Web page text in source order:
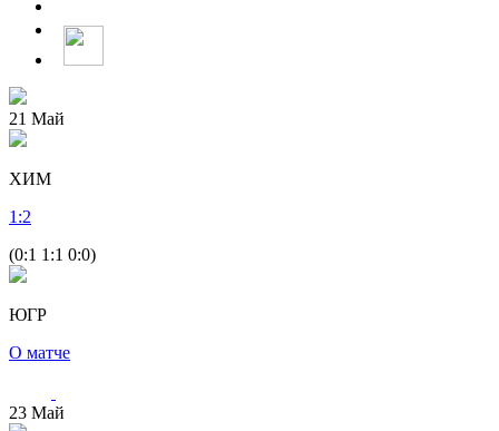
21 Май
ХИМ
1 :2
(0:1 1:1 0:0)
ЮГР
О матче
23 Май